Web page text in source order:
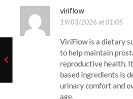
viriflow
19/03/2026 at 01:05
ViriFlow is a dietary
to help maintain
reproductive health.
based ingredients is
urinary comfort and
age.